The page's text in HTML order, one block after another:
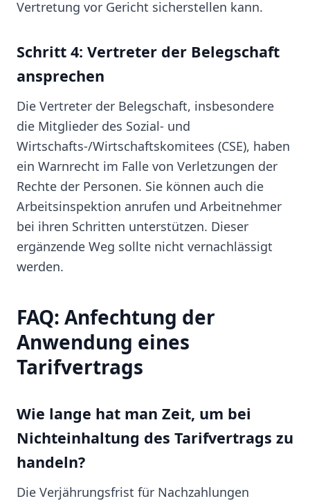
Vertretung vor Gericht sicherstellen kann.
Schritt 4: Vertreter der Belegschaft
ansprechen
Die Vertreter der Belegschaft, insbesondere
die Mitglieder des Sozial- und
Wirtschafts-/Wirtschaftskomitees (CSE), haben
ein Warnrecht im Falle von Verletzungen der
Rechte der Personen. Sie können auch die
Arbeitsinspektion anrufen und Arbeitnehmer
bei ihren Schritten unterstützen. Dieser
ergänzende Weg sollte nicht vernachlässigt
werden.
FAQ: Anfechtung der
Anwendung eines
Tarifvertrags
Wie lange hat man Zeit, um bei
Nichteinhaltung des Tarifvertrags zu
handeln?
Die Verjährungsfrist für Nachzahlungen